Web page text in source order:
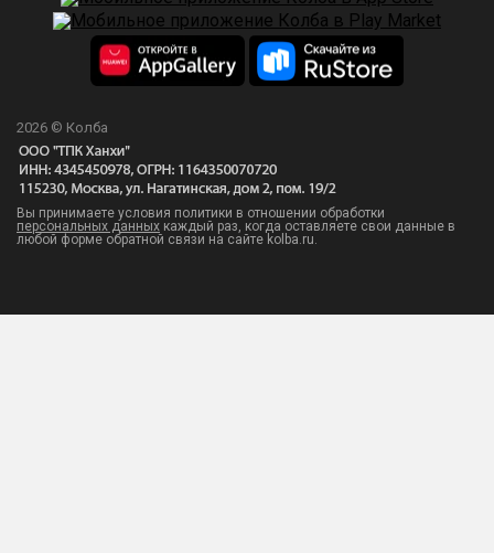
2026 © Колба
Вы принимаете условия политики в отношении обработки
персональных данных каждый раз, когда оставляете свои данные в
любой форме обратной связи на сайте kolba.ru.